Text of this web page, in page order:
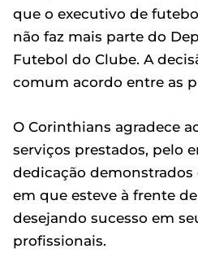
que o executivo de
não faz mais parte do
Futebol do Clube. A
comum acordo entre as
O Corinthians agradece
serviços prestados, pelo
dedicação
em que esteve à frente
desejando sucesso em
profissionais.